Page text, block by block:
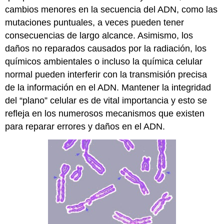
cambios menores en la secuencia del ADN, como las
mutaciones puntuales, a veces pueden tener
consecuencias de largo alcance. Asimismo, los
daños no reparados causados por la radiación, los
químicos ambientales o incluso la química celular
normal pueden interferir con la transmisión precisa
de la información en el ADN. Mantener la integridad
del “plano” celular es de vital importancia y esto se
refleja en los numerosos mecanismos que existen
para reparar errores y daños en el ADN.